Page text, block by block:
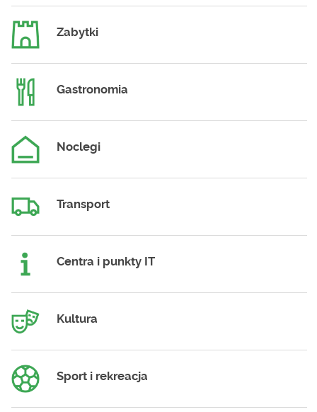
Zabytki
Gastronomia
Noclegi
Transport
Centra i punkty IT
Kultura
Sport i rekreacja